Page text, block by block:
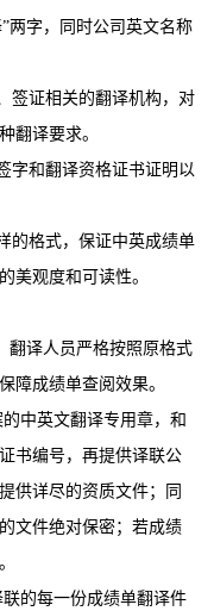
两字，同时公司英文名称
签证相关的翻译机构，对
翻译要求。
字和翻译资格证书证明以
的格式，保证中英成绩单
美观度和可读性。
翻译人员严格按照原格式
障成绩单查阅效果。
中英文翻译专用章，和
书编号，再提供译联公
供详尽的资质文件；同
文件绝对保密；若成绩
的每一份成绩单翻译件